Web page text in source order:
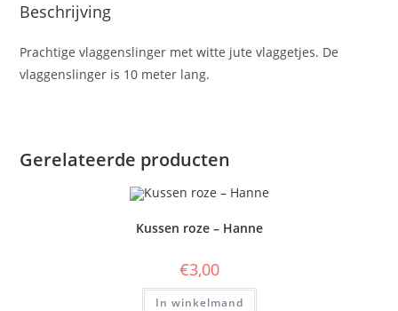
Beschrijving
Prachtige vlaggenslinger met witte jute vlaggetjes. De
vlaggenslinger is 10 meter lang.
Gerelateerde producten
Kussen roze – Hanne
€3,00
In winkelmand